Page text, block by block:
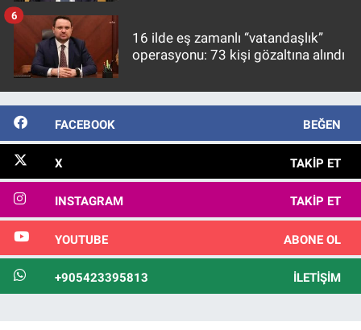
16 ilde eş zamanlı “vatandaşlık”
operasyonu: 73 kişi gözaltına alındı
6
FACEBOOK BEĞEN
X TAKIP ET
INSTAGRAM TAKIP ET
YOUTUBE ABONE OL
+905423395813 İLETIŞIM